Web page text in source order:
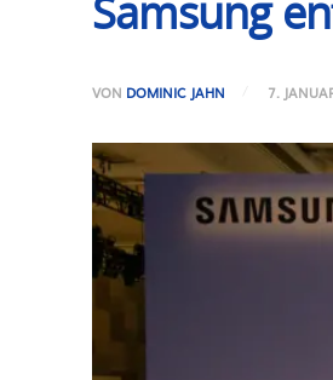
Samsung
VON DOMINIC JAHN 7.